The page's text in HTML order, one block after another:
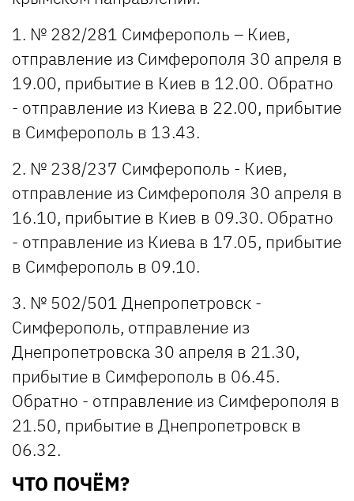
1. № 282/281 Симферополь – Киев,
отправление из Симферополя 30 апреля в
19.00, прибытие в Киев в 12.00. Обратно
- отправление из Киева в 22.00, прибытие
в Симферополь в 13.43.
2. № 238/237 Симферополь - Киев,
отправление из Симферополя 30 апреля в
16.10, прибытие в Киев в 09.30. Обратно
- отправление из Киева в 17.05, прибытие
в Симферополь в 09.10.
3. № 502/501 Днепропетровск -
Симферополь, отправление из
Днепропетровска 30 апреля в 21.30,
прибытие в Симферополь в 06.45.
Обратно - отправление из Симферополя в
21.50, прибытие в Днепропетровск в
06.32.
ЧТО ПОЧЁМ?